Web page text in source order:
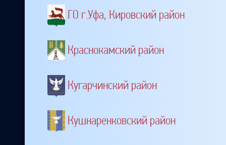
ГО г.Уфа, Кировский район
Краснокамский район
Кугарчинский район
Кушнаренковский район